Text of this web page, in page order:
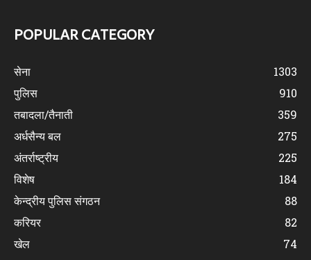
POPULAR CATEGORY
सेना
1303
पुलिस
910
तबादला/तैनाती
359
अर्धसैन्य बल
275
अंतर्राष्ट्रीय
225
विशेष
184
केन्द्रीय पुलिस संगठन
88
करियर
82
खेल
74